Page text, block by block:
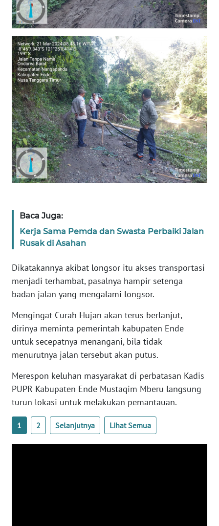
Baca Juga:
Kerja Sama Pemda dan Swasta Perbaiki Jalan
Rusak di Asahan
Dikatakannya akibat longsor itu akses transportasi
menjadi terhambat, pasalnya hampir setenga
badan jalan yang mengalami longsor.
Mengingat Curah Hujan akan terus berlanjut,
dirinya meminta pemerintah kabupaten Ende
untuk secepatnya menangani, bila tidak
menurutnya jalan tersebut akan putus.
Merespon keluhan masyarakat di perbatasan Kadis
PUPR Kabupaten Ende Mustaqim Mberu langsung
turun lokasi untuk melakukan pemantauan.
1 2 Selanjutnya Lihat Semua
WN
SULTRA
WN
NTB
WN
SULTENG
WN
SULBAR
WN
BABEL
WN
SUMSEL
BENGKULU
WN
WN
JATENG
NUSANTARA
WN
JOGJA
WN